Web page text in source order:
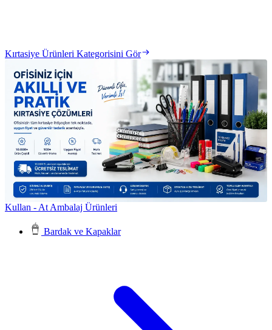
Kırtasiye Ürünleri Kategorisini Gör
Kullan - At Ambalaj Ürünleri
Bardak ve Kapaklar